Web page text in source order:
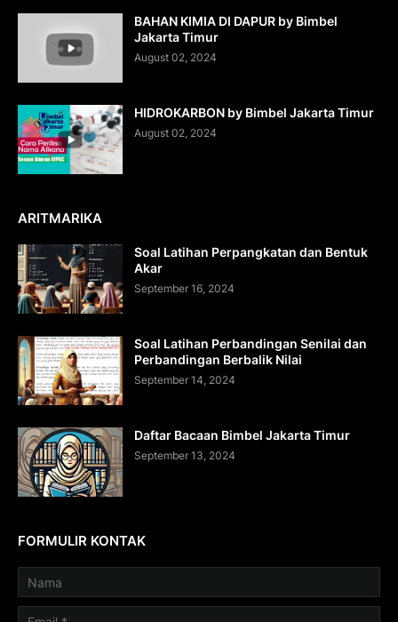
BAHAN KIMIA DI DAPUR by Bimbel
Jakarta Timur
August 02, 2024
HIDROKARBON by Bimbel Jakarta Timur
August 02, 2024
ARITMARIKA
Soal Latihan Perpangkatan dan Bentuk
Akar
September 16, 2024
Soal Latihan Perbandingan Senilai dan
Perbandingan Berbalik Nilai
September 14, 2024
Daftar Bacaan Bimbel Jakarta Timur
September 13, 2024
FORMULIR KONTAK